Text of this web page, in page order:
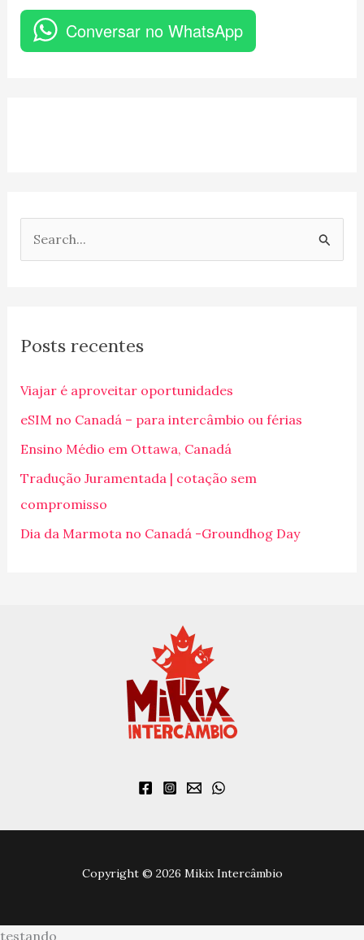
Conversar no WhatsApp
u
s
a
r
p
o
r
Posts recentes
Viajar é aproveitar oportunidades
eSIM no Canadá – para intercâmbio ou férias
Ensino Médio em Ottawa, Canadá
Tradução Juramentada | cotação sem
compromisso
Dia da Marmota no Canadá -Groundhog Day
Copyright © 2026 Mikix Intercâmbio
testando